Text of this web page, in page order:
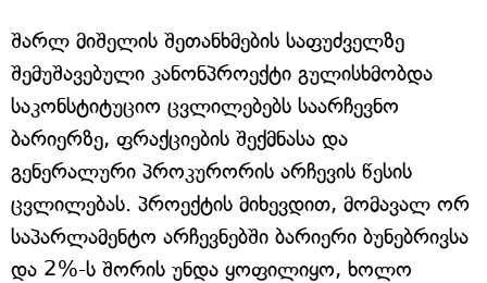
შარლ მიშელის შეთანხმების საფუძველზე
შემუშავებული კანონპროექტი გულისხმობდა
საკონსტიტუციო ცვლილებებს საარჩევნო
ბარიერზე, ფრაქციების შექმნასა და
გენერალური პროკურორის არჩევის წესის
ცვლილებას. პროექტის მიხევდით, მომავალ ორ
საპარლამენტო არჩევნებში ბარიერი ბუნებრივსა
და 2%-ს შორის უნდა ყოფილიყო, ხოლო